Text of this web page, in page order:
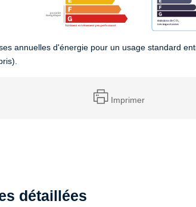
annuelles d'énergie pour un usage standard
Imprimer
détaillées